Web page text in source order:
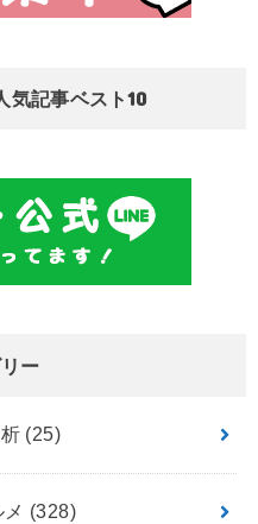
気記事ベスト10
ー
(25)
(328)